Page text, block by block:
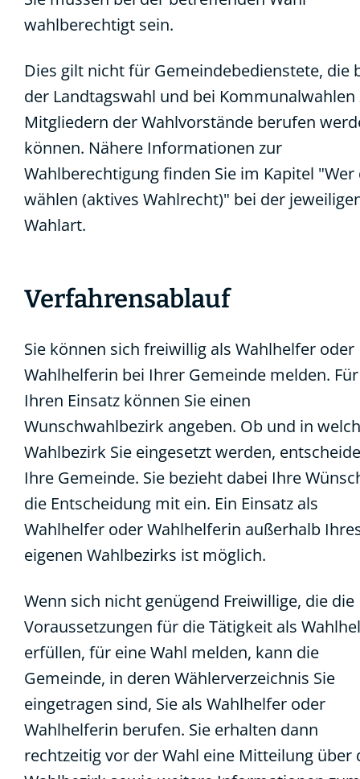
wahlberechtigt sein.
Dies gilt nicht für Gemeindebedienstete, die
der Landtagswahl und bei Kommunalwahlen
Mitgliedern der Wahlvorstände berufen
können. Nähere Informationen zur
Wahlberechtigung finden Sie im Kapitel "Wer
wählen (aktives Wahlrecht)" bei der
Wahlart.
Verfahrensablauf
Sie können sich freiwillig als Wahlhelfer oder
Wahlhelferin bei Ihrer Gemeinde melden. Für
Ihren Einsatz können Sie einen
Wunschwahlbezirk angeben. Ob und in
Wahlbezirk Sie eingesetzt werden,
Ihre Gemeinde. Sie bezieht dabei Ihre
die Entscheidung mit ein. Ein Einsatz als
Wahlhelfer oder Wahlhelferin außerhalb
eigenen Wahlbezirks ist möglich.
Wenn sich nicht genügend Freiwillige, die die
Voraussetzungen für die Tätigkeit als
erfüllen, für eine Wahl melden, kann die
Gemeinde, in deren Wählerverzeichnis Sie
eingetragen sind, Sie als Wahlhelfer oder
Wahlhelferin berufen. Sie erhalten dann
rechtzeitig vor der Wahl eine Mitteilung über